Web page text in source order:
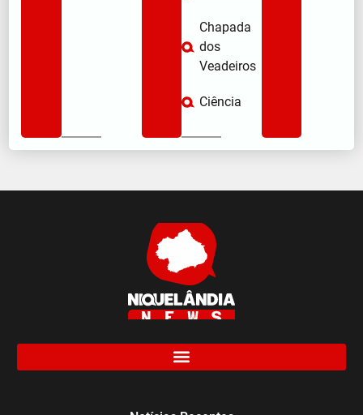
Chapada
dos
Veadeiros
Ciência